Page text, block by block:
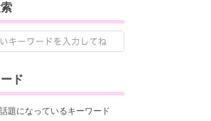
ド
題になっているキーワード